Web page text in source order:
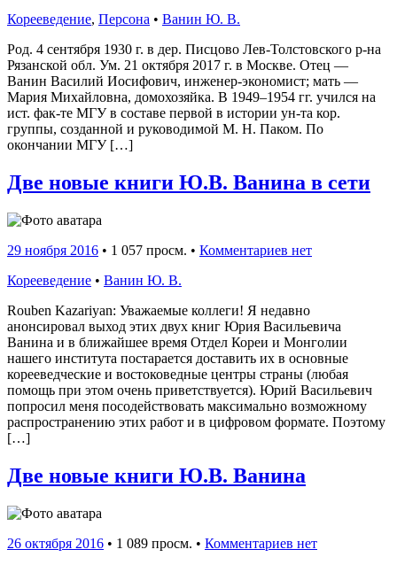
Корееведение, Персона • Ванин Ю. В.
Род. 4 сентября 1930 г. в дер. Писцово Лев-Толстовского р-на
Рязанской обл. Ум. 21 октября 2017 г. в Москве. Отец —
Ванин Василий Иосифович, инженер-экономист; мать —
Мария Михайловна, домохозяйка. В 1949–1954 гг. учился на
ист. фак-те МГУ в составе первой в истории ун-та кор.
группы, созданной и руководимой М. Н. Паком. По
окончании МГУ […]
Две новые книги Ю.В. Ванина в сети
29 ноября 2016 • 1 057 просм. • Комментариев нет
Корееведение • Ванин Ю. В.
Rouben Kazariyan: Уважаемые коллеги! Я недавно
анонсировал выход этих двух книг Юрия Васильевича
Ванина и в ближайшее время Отдел Кореи и Монголии
нашего института постарается доставить их в основные
корееведческие и востоковедные центры страны (любая
помощь при этом очень приветствуется). Юрий Васильевич
попросил меня посодействовать максимально возможному
распространению этих работ и в цифровом формате. Поэтому
[…]
Две новые книги Ю.В. Ванина
26 октября 2016 • 1 089 просм. • Комментариев нет